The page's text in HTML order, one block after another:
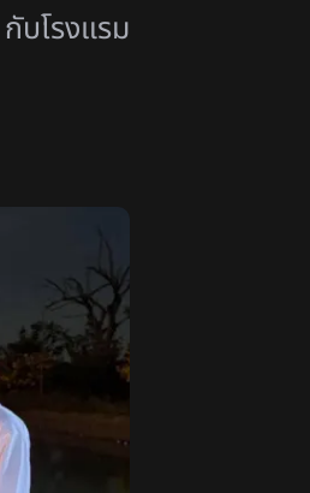
บโรงแรม